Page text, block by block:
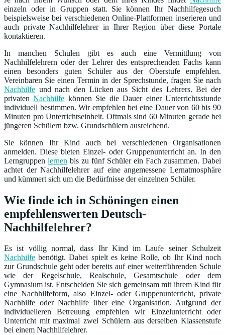
einzeln oder in Gruppen statt. Sie können Ihr Nachhilfegesuch
beispielsweise bei verschiedenen Online-Plattformen inserieren und
auch private Nachhilfelehrer in Ihrer Region über diese Portale
kontaktieren.
In manchen Schulen gibt es auch eine Vermittlung von
Nachhilfelehrern oder der Lehrer des entsprechenden Fachs kann
einen besonders guten Schüler aus der Oberstufe empfehlen.
Vereinbaren Sie einen Termin in der Sprechstunde, fragen Sie nach
Nachhilfe und nach den Lücken aus Sicht des Lehrers. Bei der
privatenNachhilfe können Sie die Dauer einer Unterrichtsstunde
individuell bestimmen. Wir empfehlen bei eine Dauer von 60 bis 90
Minuten pro Unterrichtseinheit. Oftmals sind 60 Minuten gerade bei
jüngeren Schülern bzw. Grundschülern ausreichend.
Sie können Ihr Kind auch bei verschiedenen Organisationen
anmelden. Diese bieten Einzel- oder Gruppenunterricht an. In den
Lerngruppen lernen bis zu fünf Schüler ein Fach zusammen. Dabei
achtet der Nachhilfelehrer auf eine angemessene Lernatmosphäre
und kümmert sich um die Bedürfnisse der einzelnen Schüler.
Wie finde ich in Schöningen einen
empfehlenswerten Deutsch-
Nachhilfelehrer?
Es ist völlig normal, dass Ihr Kind im Laufe seiner Schulzeit
Nachhilfe benötigt. Dabei spielt es keine Rolle, ob Ihr Kind noch
zur Grundschule geht oder bereits auf einer weiterführenden Schule
wie der Regelschule, Realschule, Gesamtschule oder dem
Gymnasium ist. Entscheiden Sie sich gemeinsam mit ihrem Kind für
eine Nachhilfeform, also Einzel- oder Gruppenunterricht, private
Nachhilfe oder Nachhilfe über eine Organisation. Aufgrund der
individuelleren Betreuung empfehlen wir Einzelunterricht oder
Unterricht mit maximal zwei Schülern aus derselben Klassenstufe
bei einem Nachhilfelehrer.